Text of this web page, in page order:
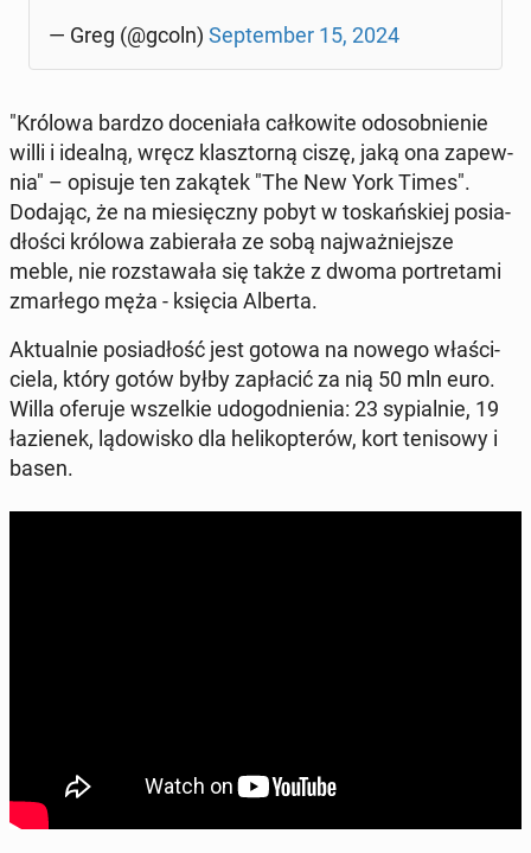
— Greg (@gcoln) Sep­tem­ber 15, 2024
"Królowa bardzo do­ce­nia­ła cał­ko­wi­te od­osob­nie­nie
willi i idealną, wręcz klasz­tor­ną ciszę, jaką ona za­pew­
nia" – opisuje ten zakątek "The New York Times".
Dodając, że na mie­sięcz­ny pobyt w to­skań­skiej po­sia­
dło­ści królowa za­bie­ra­ła ze sobą naj­waż­niej­sze
meble, nie roz­sta­wa­ła się także z dwoma por­tre­ta­mi
zmar­łe­go męża - księcia Alberta.
Ak­tu­al­nie po­sia­dłość jest gotowa na nowego wła­ści­
cie­la, który gotów byłby za­pła­cić za nią 50 mln euro.
Willa oferuje wszel­kie udo­god­nie­nia: 23 sy­pial­nie, 19
ła­zie­nek, lą­do­wi­sko dla he­li­kop­te­rów, kort te­ni­so­wy i
basen.